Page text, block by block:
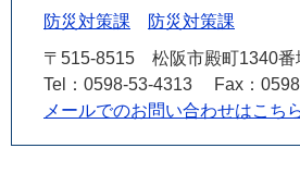
防災対策課
防災対策課
〒515-8515
松阪市殿町1340番
Tel：0598-53-4313
Fax：
メールでのお問い合わせはこち